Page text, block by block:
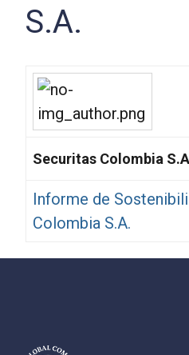
S.A.
Securitas Colombia
Informe de
Colombia S.A.